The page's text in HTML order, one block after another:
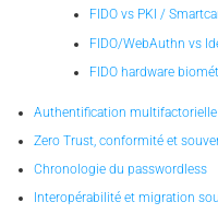
FIDO vs PKI /
FIDO/WebAuthn vs
FIDO hardware
Authentification multifactorielle
Zero Trust, conformité et
Chronologie du passwordless
Interopérabilité et migration